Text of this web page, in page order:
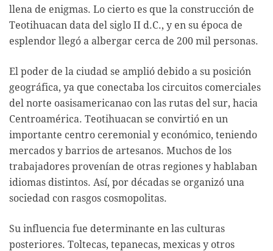
llena de enigmas. Lo cierto es que la construcción de
Teotihuacan data del siglo II d.C., y en su época de
esplendor llegó a albergar cerca de 200 mil personas.
El poder de la ciudad se amplió debido a su posición
geográfica, ya que conectaba los circuitos comerciales
del norte oasisamericanao con las rutas del sur, hacia
Centroamérica. Teotihuacan se convirtió en un
importante centro ceremonial y económico, teniendo
mercados y barrios de artesanos. Muchos de los
trabajadores provenían de otras regiones y hablaban
idiomas distintos. Así, por décadas se organizó una
sociedad con rasgos cosmopolitas.
Su influencia fue determinante en las culturas
posteriores. Toltecas, tepanecas, mexicas y otros